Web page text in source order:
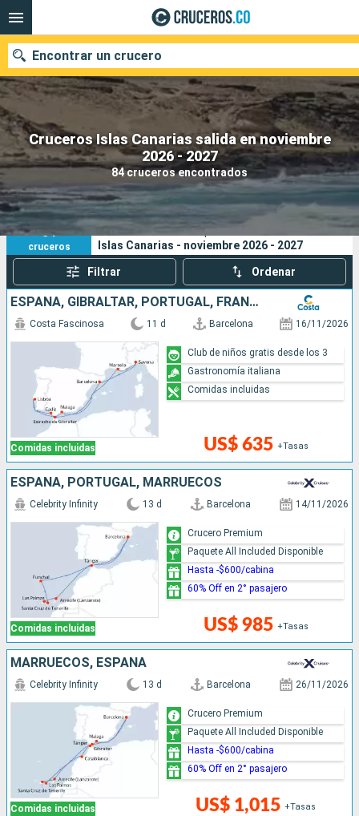
Cruceros Islas Canarias salida en noviembre
2026 - 2027
84 cruceros encontrados
Encontrar un crucero
Fecha de salida
Buscar
84
cruceros
Sus criterios de búsqueda:
Islas Canarias - noviembre 2026 - 2027
Filtrar Ordenar
ESPAÑA, GIBRALTAR, PORTUGAL, FRANCIA, ITALIA
Comidas incluidas
Costa Fascinosa 11 d Barcelona 16/11/2026
US$ 635 +Tasas
Club de niños gratis desde los 3
Gastronomía italiana
Comidas incluidas
ESPAÑA, PORTUGAL, MARRUECOS
Comidas incluidas
Celebrity Infinity 13 d Barcelona 14/11/2026
US$ 985 +Tasas
Crucero Premium
Paquete All Included Disponible
Hasta -$600/cabina
60% Off en 2° pasajero
MARRUECOS, ESPAÑA
Comidas incluidas
Celebrity Infinity 13 d Barcelona 26/11/2026
US$ 1,015 +Tasas
Crucero Premium
Paquete All Included Disponible
Hasta -$600/cabina
60% Off en 2° pasajero